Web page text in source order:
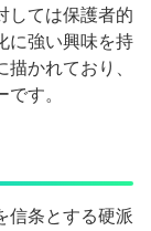
しては保護者的
に強い興味を持
かれており、
す。
信条とする硬派